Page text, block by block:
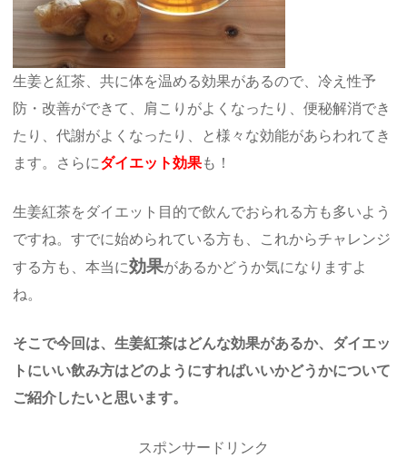
生姜と紅茶、共に体を温める効果があるので、冷え性予
防・改善ができて、肩こりがよくなったり、便秘解消でき
たり、代謝がよくなったり、と様々な効能があらわれてき
ます。さらにダイエット効果も！
生姜紅茶をダイエット目的で飲んでおられる方も多いよう
ですね。すでに始められている方も、これからチャレンジ
する方も、本当に効果があるかどうか気になりますよ
ね。
そこで今回は、生姜紅茶はどんな効果があるか、ダイエッ
トにいい飲み方はどのようにすればいいかどうかについて
ご紹介したいと思います。
スポンサードリンク